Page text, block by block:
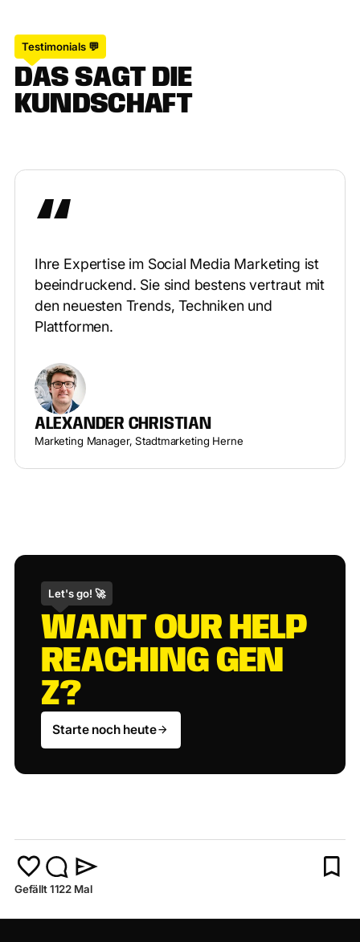
Testimonials 💬
DAS SAGT DIE
KUNDSCHAFT
Ihre Expertise im Social Media Marketing ist
beeindruckend. Sie sind bestens vertraut mit
den neuesten Trends, Techniken und
Plattformen.
ALEXANDER CHRISTIAN
Marketing Manager, Stadtmarketing Herne
Let's go! 🚀
WANT OUR HELP
REACHING GEN
Z?
Starte noch heute
Gefällt 1122 Mal